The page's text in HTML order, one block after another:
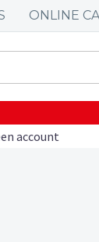
ONLINE
account